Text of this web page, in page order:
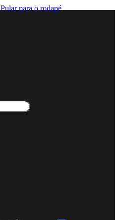
Pular para o rodapé